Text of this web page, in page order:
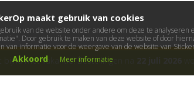
bijna met vakantie! Bestellingen na
maakt gebruik van cookies
van de website onder andere om deze te
Door gebruik te maken van deze website of door
van informatie voor de weergave van de website van
Akkoord Meer informatie